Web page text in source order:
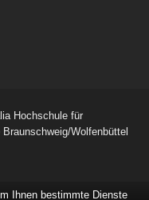
Hochschule für
Wolfenbüttel
Ihnen bestimmte Dienste